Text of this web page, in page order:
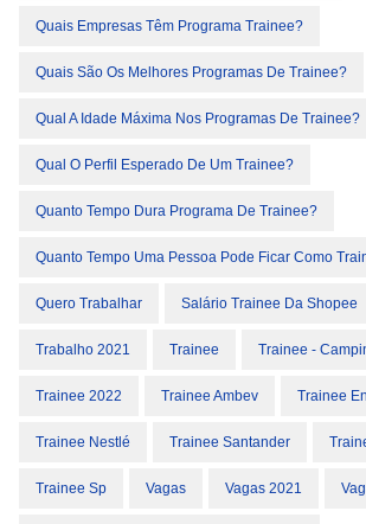
Quais Empresas Têm Programa Trainee?
Quais São Os Melhores Programas De Trainee?
Qual A Idade Máxima Nos Programas De Trainee?
Qual O Perfil Esperado De Um Trainee?
Quanto Tempo Dura Programa De Trainee?
Quanto Tempo Uma Pessoa Pode Ficar Como
Quero Trabalhar Salário Trainee Da Shopee
Trabalho 2021 Trainee Trainee -
Trainee 2022 Trainee Ambev Trainee
Trainee Nestlé Trainee Santander
Trainee Sp Vagas Vagas 2021